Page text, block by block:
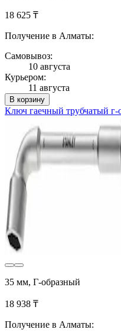
18 625 ₸
Получение в Алматы:
Самовывоз:
10 августа
Курьером:
11 августа
В корзину
Ключ гаечный трубчатый
35 мм, Г-образный
18 938 ₸
Получение в Алматы: